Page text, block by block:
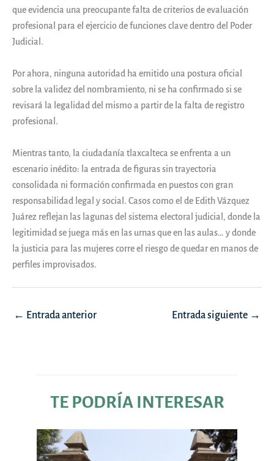
que evidencia una preocupante falta de criterios de evaluación
profesional para el ejercicio de funciones clave dentro del Poder
Judicial.
Por ahora, ninguna autoridad ha emitido una postura oficial
sobre la validez del nombramiento, ni se ha confirmado si se
revisará la legalidad del mismo a partir de la falta de registro
profesional.
Mientras tanto, la ciudadanía tlaxcalteca se enfrenta a un
escenario inédito: la entrada de figuras sin trayectoria
consolidada ni formación confirmada en puestos con gran
responsabilidad legal y social. Casos como el de Edith Vázquez
Juárez reflejan las lagunas del sistema electoral judicial, donde la
legitimidad se juega más en las urnas que en las aulas… y donde
la justicia para las mujeres corre el riesgo de quedar en manos de
perfiles improvisados.
Navegación
← Entrada anterior Entrada siguiente →
TE PODRÍA INTERESAR